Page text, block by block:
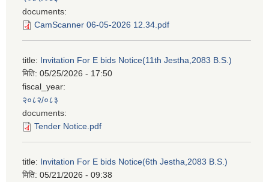
documents:
CamScanner 06-05-2026 12.34.pdf
title: Invitation For E bids Notice(11th Jestha,2083 B.S.)
मिति: 05/25/2026 - 17:50
fiscal_year:
२०८२/०८३
documents:
Tender Notice.pdf
title: Invitation For E bids Notice(6th Jestha,2083 B.S.)
मिति: 05/21/2026 - 09:38